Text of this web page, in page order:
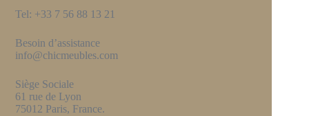
Tel: +33 7 56 88 13 21
Besoin d’assistance
info@chicmeubles.com
Siège Sociale
61 rue de Lyon
75012 Paris, France.